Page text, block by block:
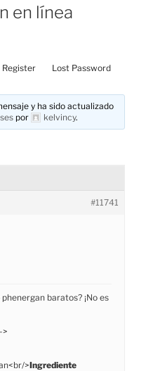
en línea
Register
Lost Password
y ha sido actualizado
por kelvincy.
#11741
baratos? ¡No es
>
>Ingrediente